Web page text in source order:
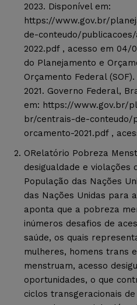
2023. Disponível em:
https://www.gov.br/
de-conteudo/
2022.pdf , acesso em 04/
do Planejamento e
Orçamento Federal
2021. Governo Federal,
em: https://www.gov.br/
br/centrais-de-conteudo/
orcamento-2021.pdf ,
ORelatório Pobreza
desigualdade e violações
População das Nações
das Nações Unidas para
aponta que a pobreza
inúmeros desafios de
saúde, os quais
mulheres, homens trans
menstruam, acesso
oportunidades, o que
ciclos transgeracionais